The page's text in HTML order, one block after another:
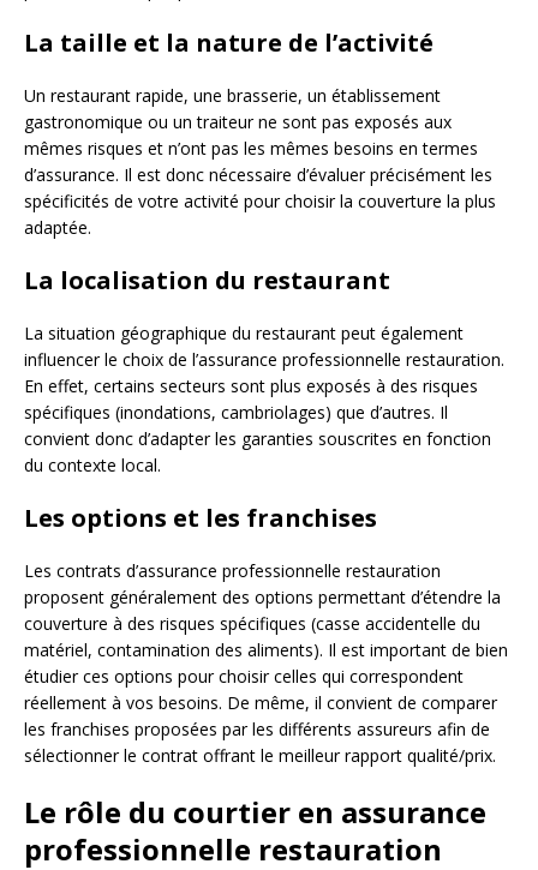
La taille et la nature de l’activité
Un restaurant rapide, une brasserie, un établissement
gastronomique ou un traiteur ne sont pas exposés aux
mêmes risques et n’ont pas les mêmes besoins en termes
d’assurance. Il est donc nécessaire d’évaluer précisément les
spécificités de votre activité pour choisir la couverture la plus
adaptée.
La localisation du restaurant
La situation géographique du restaurant peut également
influencer le choix de l’assurance professionnelle restauration.
En effet, certains secteurs sont plus exposés à des risques
spécifiques (inondations, cambriolages) que d’autres. Il
convient donc d’adapter les garanties souscrites en fonction
du contexte local.
Les options et les franchises
Les contrats d’assurance professionnelle restauration
proposent généralement des options permettant d’étendre la
couverture à des risques spécifiques (casse accidentelle du
matériel, contamination des aliments). Il est important de bien
étudier ces options pour choisir celles qui correspondent
réellement à vos besoins. De même, il convient de comparer
les franchises proposées par les différents assureurs afin de
sélectionner le contrat offrant le meilleur rapport qualité/prix.
Le rôle du courtier en assurance
professionnelle restauration